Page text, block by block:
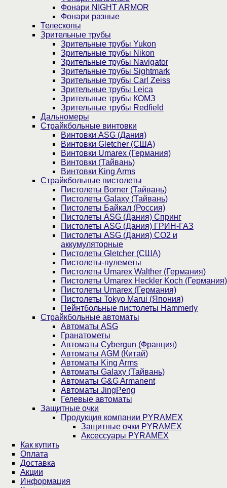
Фонари NIGHT ARMOR
Фонари разные
Телескопы
Зрительные трубы
Зрительные трубы Yukon
Зрительные трубы Nikon
Зрительные трубы Navigator
Зрительные трубы Sightmark
Зрительные трубы Carl Zeiss
Зрительные трубы Leica
Зрительные трубы КОМЗ
Зрительные трубы Redfield
Дальномеры
Страйкбольные винтовки
Винтовки ASG (Дания)
Винтовки Gletcher (США)
Винтовки Umarex (Германия)
Винтовки (Тайвань)
Винтовки King Arms
Страйкбольные пистолеты
Пистолеты Borner (Тайвань)
Пистолеты Galaxy (Тайвань)
Пистолеты Байкал (Россия)
Пистолеты ASG (Дания) Спринг
Пистолеты ASG (Дания) ГРИН-ГАЗ
Пистолеты ASG (Дания) CO2 и
аккумуляторные
Пистолеты Gletcher (США)
Пистолеты-пулеметы
Пистолеты Umarex Walther (Германия)
Пистолеты Umarex Heckler Koch (Германия)
Пистолеты Umarex (Германия)
Пистолеты Tokyo Marui (Япония)
Пейнтбольные пистолеты Hammerly
Страйкбольные автоматы
Автоматы ASG
Гранатометы
Автоматы Cybergun (Франция)
Автоматы AGM (Китай)
Автоматы King Arms
Автоматы Galaxy (Тайвань)
Автоматы G&G Armanent
Автоматы JingPeng
Гелевые автоматы
Защитные очки
Продукция компании PYRAMEX
Защитные очки PYRAMEX
Аксессуары PYRAMEX
Как купить
Оплата
Доставка
Акции
Информация